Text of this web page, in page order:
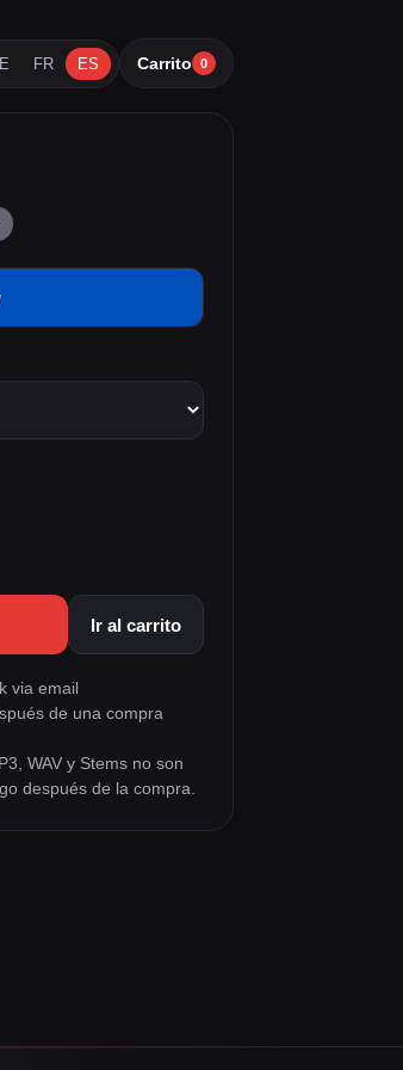
FR ES Carrito 0
Ir al carrito
via email
de una compra
WAV y Stems no son
después de la compra.